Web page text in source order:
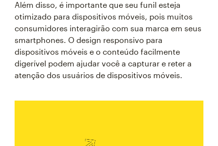
Além disso, é importante que seu funil esteja
otimizado para dispositivos móveis, pois muitos
consumidores interagirão com sua marca em seus
smartphones. O design responsivo para
dispositivos móveis e o conteúdo facilmente
digerível podem ajudar você a capturar e reter a
atenção dos usuários de dispositivos móveis.